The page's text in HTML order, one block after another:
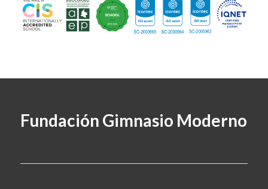
Fundación Gimnasio Moderno